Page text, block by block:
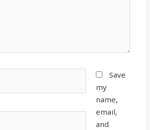
Save
my
name,
email,
and